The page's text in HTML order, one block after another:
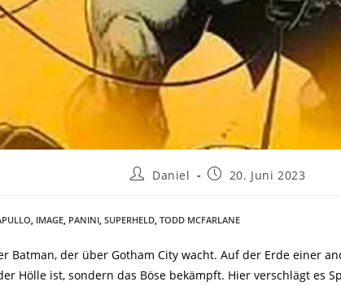
Daniel 20. Juni 2023
IMAGE PANINI SUPERHELD TODD MCFARLANE
Batman, der über Gotham City wacht. Auf der Erde einer
Hölle ist, sondern das Böse bekämpft. Hier verschlägt es